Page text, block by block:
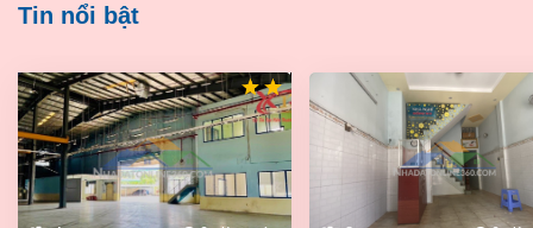
Tin nổi bật